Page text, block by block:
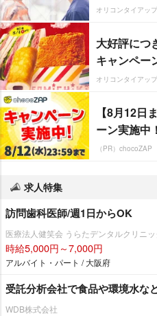
オリコンタイアッ
大好評につ
キャンペー
オリコンタイアッ
【8月12日
ーン実施中！
（PR）chocoZAP
求人特集
訪問歯科医師/週1日からOK
医療法人健笑会 うらたデンタルクリニッ
時給5,000円～7,000円
アルバイト・パート / 大阪府
受託分析会社で食品や環境水な
WDB株式会社